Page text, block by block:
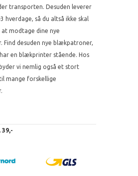
transporten. Desuden leverer
hverdage, så du altså ikke skal
modtage dine nye
Find desuden nye blækpatroner,
en blækprinter stående. Hos
vi nemlig også et stort
mange forskellige
39,-